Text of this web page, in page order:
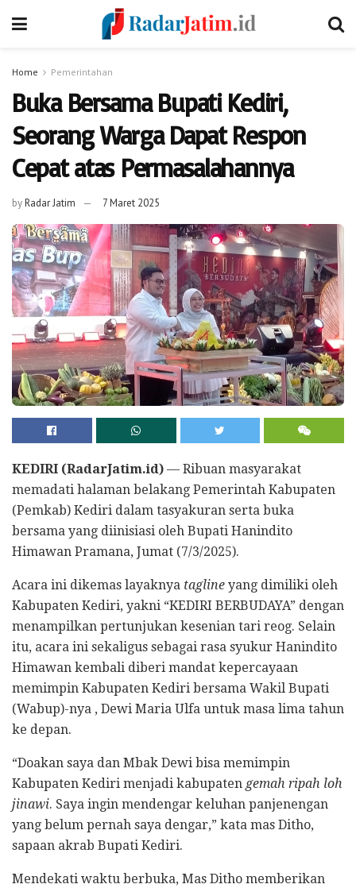
Home Pemerintahan
Buka Bersama Bupati Kediri,
Seorang Warga Dapat Respon
Cepat atas Permasalahannya
byRadar Jatim 7 Maret 2025
KEDIRI (RadarJatim.id) — Ribuan masyarakat
memadati halaman belakang Pemerintah Kabupaten
(Pemkab) Kediri dalam tasyakuran serta buka
bersama yang diinisiasi oleh Bupati Hanindito
Himawan Pramana, Jumat (7/3/2025).
Acara ini dikemas layaknya tagline yang dimiliki oleh
Kabupaten Kediri, yakni “KEDIRI BERBUDAYA” dengan
menampilkan pertunjukan kesenian tari reog. Selain
itu, acara ini sekaligus sebagai rasa syukur Hanindito
Himawan kembali diberi mandat kepercayaan
memimpin Kabupaten Kediri bersama Wakil Bupati
(Wabup)-nya , Dewi Maria Ulfa untuk masa lima tahun
ke depan.
“Doakan saya dan Mbak Dewi bisa memimpin
Kabupaten Kediri menjadi kabupaten gemah ripah loh
jinawi. Saya ingin mendengar keluhan panjenengan
yang belum pernah saya dengar,” kata mas Ditho,
sapaan akrab Bupati Kediri.
Mendekati waktu berbuka, Mas Ditho memberikan